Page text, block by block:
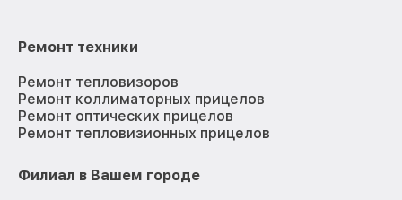
Ремонт техники
Ремонт тепловизоров
Ремонт коллиматорных прицелов
Ремонт оптических прицелов
Ремонт тепловизионных прицелов
Филиал в Вашем городе